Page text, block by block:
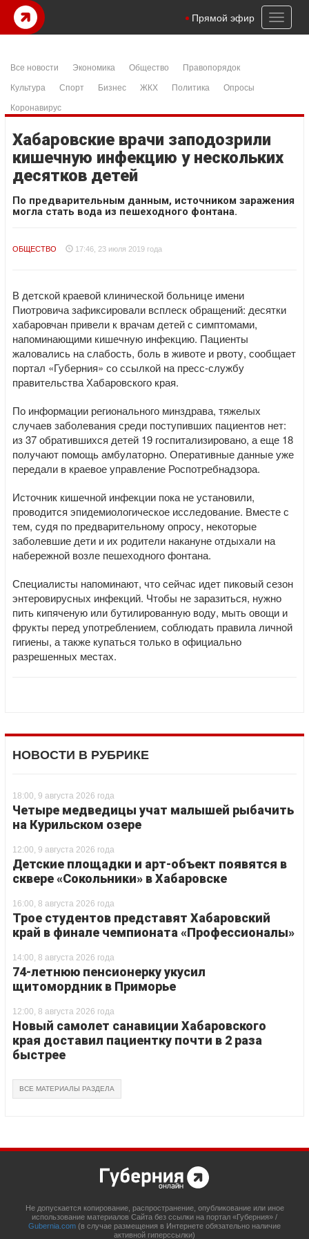
Toggle
Прямой эфир
Все новости Экономика Общество
Правопорядок
Культура
Спорт Бизнес ЖКХ Политика
Опросы
Коронавирус
Хабаровские врачи заподозрили
кишечную инфекцию у нескольких
десятков детей
По предварительным данным, источником заражения
могла стать вода из пешеходного фонтана.
ОБЩЕСТВО 17:46, 23 июля 2019 года
В детской краевой клинической больнице имени
Пиотровича зафиксировали всплеск обращений: десятки
хабаровчан привели к врачам детей с симптомами,
напоминающими кишечную инфекцию. Пациенты
жаловались на слабость, боль в животе и рвоту, сообщает
портал «Губерния» со ссылкой на пресс-службу
правительства Хабаровского края.
По информации регионального минздрава, тяжелых
случаев заболевания среди поступивших пациентов нет:
из 37 обратившихся детей 19 госпитализировано, а еще 18
получают помощь амбулаторно. Оперативные данные уже
передали в краевое управление Роспотребнадзора.
Источник кишечной инфекции пока не установили,
проводится эпидемиологическое исследование. Вместе с
тем, судя по предварительному опросу, некоторые
заболевшие дети и их родители накануне отдыхали на
набережной возле пешеходного фонтана.
Специалисты напоминают, что сейчас идет пиковый сезон
энтеровирусных инфекций. Чтобы не заразиться, нужно
пить кипяченую или бутилированную воду, мыть овощи и
фрукты перед употреблением, соблюдать правила личной
гигиены, а также купаться только в официально
разрешенных местах.
НОВОСТИ В РУБРИКЕ
18:00, 9 августа 2026 года
Четыре медведицы учат малышей рыбачить
на Курильском озере
12:00, 9 августа 2026 года
Детские площадки и арт-объект появятся в
сквере «Сокольники» в Хабаровске
16:00, 8 августа 2026 года
Трое студентов представят Хабаровский
край в финале чемпионата «Профессионалы»
14:00, 8 августа 2026 года
74-летнюю пенсионерку укусил
щитомордник в Приморье
12:00, 8 августа 2026 года
Новый самолет санавиции Хабаровского
края доставил пациентку почти в 2 раза
быстрее
ВСЕ МАТЕРИАЛЫ РАЗДЕЛА
Не допускается копирование, распространение, опубликование или иное
использование материалов Сайта без ссылки на портал «Губерния» /
Gubernia.com (в случае размещения в Интернете обязательно наличие
активной гиперссылки)